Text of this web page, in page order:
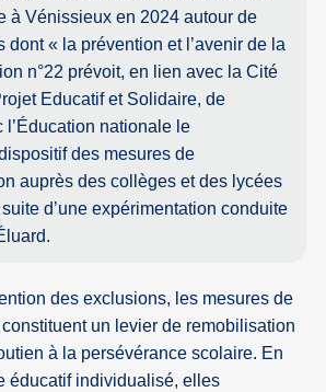
à Vénissieux en 2024 autour de
dont « la prévention et l’avenir de la
n°22 prévoit, en lien avec la Cité
Educatif et Solidaire, de
l’Éducation nationale le
des mesures de
auprès des collèges et des lycées
d’une expérimentation conduite
des exclusions, les mesures de
un levier de remobilisation
à la persévérance scolaire. En
éducatif individualisé, elles